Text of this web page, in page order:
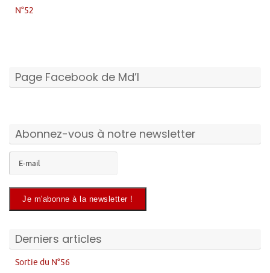
N°52
Page Facebook de Md’I
Abonnez-vous à notre newsletter
Derniers articles
Sortie du N°56